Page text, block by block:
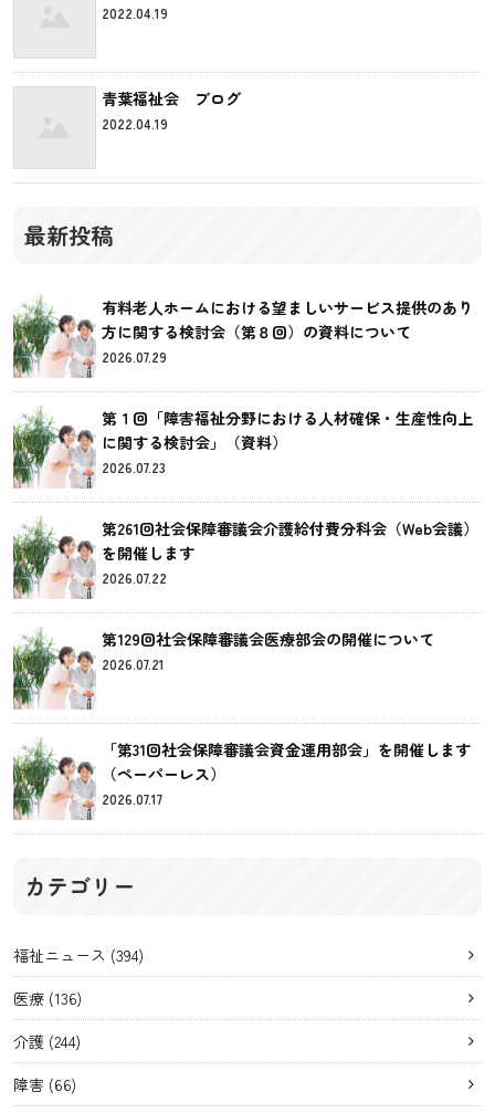
2022.04.19
青葉福祉会 ブログ
2022.04.19
最新投稿
有料老人ホームにおける望ましいサービス提供のあり
方に関する検討会（第８回）の資料について
2026.07.29
第１回「障害福祉分野における人材確保・生産性向上
に関する検討会」（資料）
2026.07.23
第261回社会保障審議会介護給付費分科会（Web会議）
を開催します
2026.07.22
第129回社会保障審議会医療部会の開催について
2026.07.21
「第31回社会保障審議会資金運用部会」を開催します
（ペーパーレス）
2026.07.17
カテゴリー
福祉ニュース (394)
医療 (136)
介護 (244)
障害 (66)